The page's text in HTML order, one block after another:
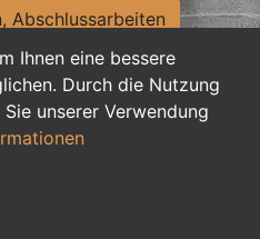
Ihnen eine bessere
Durch die Nutzung
unserer Verwendung
Abschlussarbeiten
Sekretariat
Nebenjobs
Ausbildung